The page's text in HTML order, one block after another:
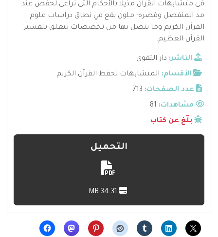
في متشابهات القرآن مذيلا بالأحكام التي تراعي لحفص عند
مد المنفصل وقصره- ملون يقع في نطاق دراسات علوم
القرآن الكريم وما يتصل بها من تخصصات تتعلق بتفسير
القرآن العظيم.
الناشر: دار التقوى
الأقسام: المتشابهات لحفظ القرآن الكريم
عدد الصفحات: 713
مشاهدات:
بلّغ عن كتاب
التحميل